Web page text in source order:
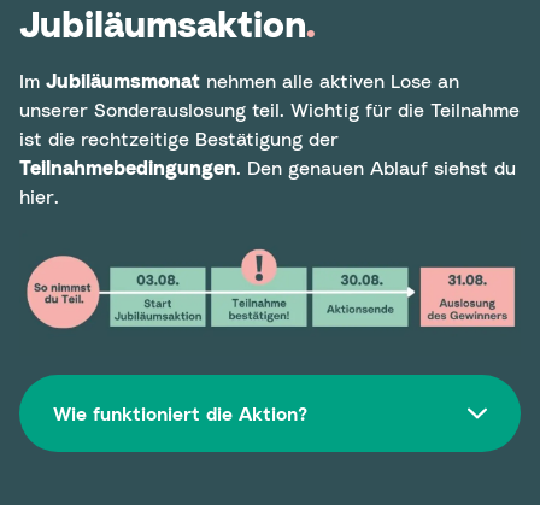
Jubiläumsaktion.
Im Jubiläumsmonat nehmen alle aktiven Lose an
unserer Sonderauslosung teil. Wichtig für die Teilnahme
ist die rechtzeitige Bestätigung der
Teilnahmebedingungen. Den genauen Ablauf siehst du
hier.
Wie funktioniert die Aktion?